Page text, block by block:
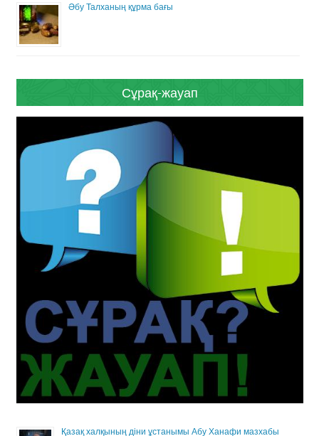
Әбу Талханың құрма бағы
Сұрақ-жауап
Қазақ халқының діни ұстанымы Абу Ханафи мазхабы